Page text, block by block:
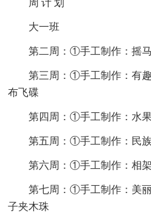
周 计 划
大一班
第二周：①手工制作：摇马
第三周：①手工制作：有趣
布飞碟
第四周：①手工制作：水果
第五周：①手工制作：民族
第六周：①手工制作：相架
第七周：①手工制作：美丽
子夹木珠